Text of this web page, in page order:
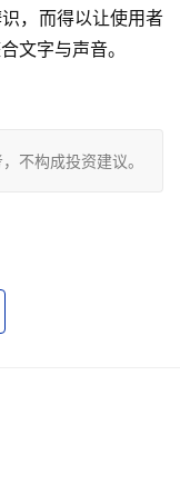
，而得以让使用者
文字与声音。
不构成投资建议。